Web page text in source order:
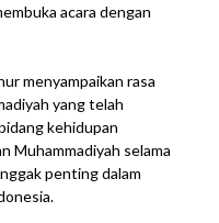
acara dengan
menyampaikan rasa
yang telah
kehidupan
Muhammadiyah selama
penting dalam